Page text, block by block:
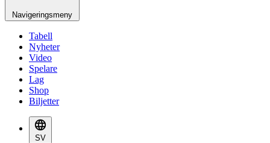
Navigeringsmeny
Tabell
Nyheter
Video
Spelare
Lag
Shop
Biljetter
SV